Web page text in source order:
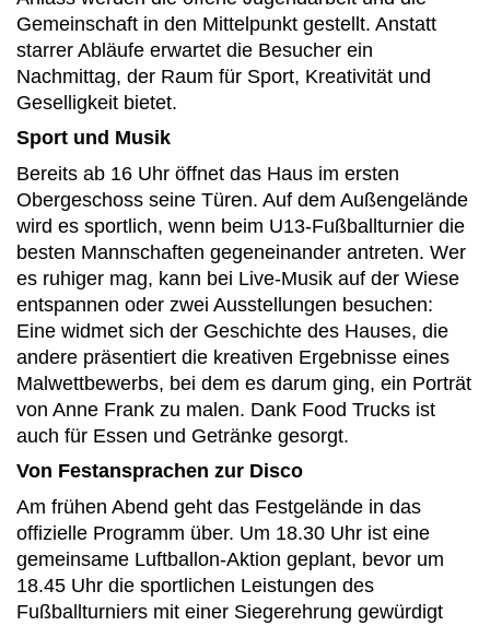
Gemeinschaft in den Mittelpunkt gestellt. Anstatt
starrer Abläufe erwartet die Besucher ein
Nachmittag, der Raum für Sport, Kreativität und
Geselligkeit bietet.
Sport und Musik
Bereits ab 16 Uhr öffnet das Haus im ersten
Obergeschoss seine Türen. Auf dem Außengelände
wird es sportlich, wenn beim U13-Fußballturnier die
besten Mannschaften gegeneinander antreten. Wer
es ruhiger mag, kann bei Live-Musik auf der Wiese
entspannen oder zwei Ausstellungen besuchen:
Eine widmet sich der Geschichte des Hauses, die
andere präsentiert die kreativen Ergebnisse eines
Malwettbewerbs, bei dem es darum ging, ein Porträt
von Anne Frank zu malen. Dank Food Trucks ist
auch für Essen und Getränke gesorgt.
Von Festansprachen zur Disco
Am frühen Abend geht das Festgelände in das
offizielle Programm über. Um 18.30 Uhr ist eine
gemeinsame Luftballon-Aktion geplant, bevor um
18.45 Uhr die sportlichen Leistungen des
Fußballturniers mit einer Siegerehrung gewürdigt